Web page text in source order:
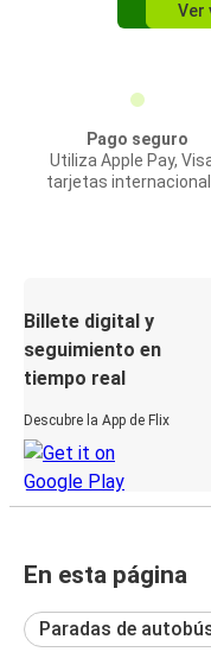
Ver
Pago seguro
Utiliza Apple Pay,
tarjetas
Billete digital y
seguimiento en
tiempo real
Descubre la App de Flix
En esta página
Paradas de